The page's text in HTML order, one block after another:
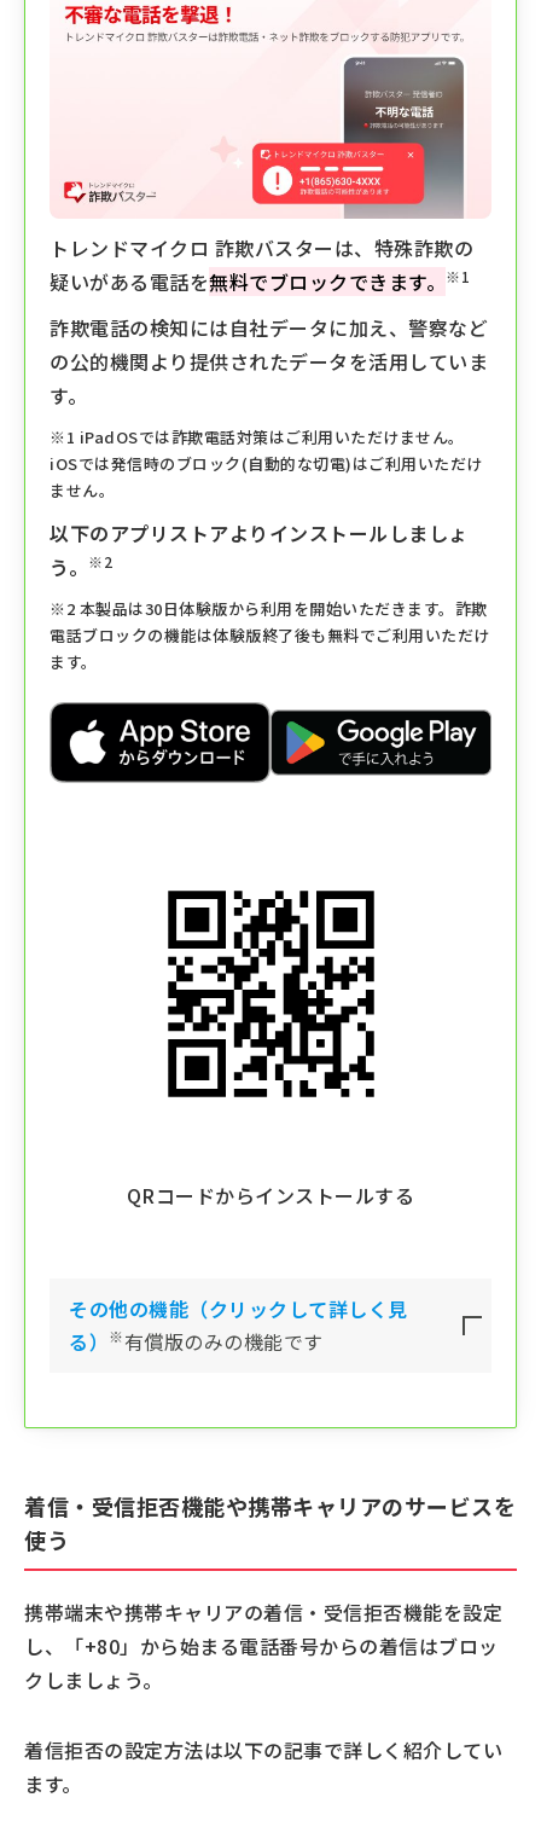
トレンドマイクロ 詐欺バスターは、特殊詐欺の
疑いがある電話を無料でブロックできます。 ※1
詐欺電話の検知には自社データに加え、警察など
の公的機関より提供されたデータを活用していま
す。
※1 iPadOSでは詐欺電話対策はご利用いただけません。
iOSでは発信時のブロック(自動的な切電)はご利用いただけ
ません。
以下のアプリストアよりインストールしましょ
う。
※2
※2 本製品は30日体験版から利用を開始いただきます。詐欺
電話ブロックの機能は体験版終了後も無料でご利用いただけ
ます。
QRコードからインストールする
その他の機能（クリックして詳しく見
る）
※有償版のみの機能です
着信・受信拒否機能や携帯キャリアのサービスを
使う
携帯端末や携帯キャリアの着信・受信拒否機能を設定
し、「+80」から始まる電話番号からの着信はブロッ
クしましょう。
着信拒否の設定方法は以下の記事で詳しく紹介してい
ます。